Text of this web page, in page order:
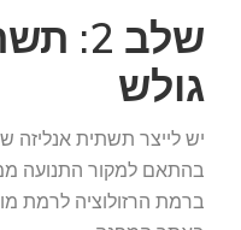
שלב
גולש
יש לייצר תשתית אנליזה
בהתאם למקור התנועה
ברמת הרזולוציה לרמת